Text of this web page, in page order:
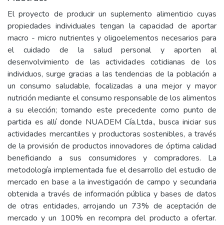
El proyecto de producir un suplemento alimenticio cuyas
propiedades individuales tengan la capacidad de aportar
macro - micro nutrientes y oligoelementos necesarios para
el cuidado de la salud personal y aporten al
desenvolvimiento de las actividades cotidianas de los
individuos, surge gracias a las tendencias de la población a
un consumo saludable, focalizadas a una mejor y mayor
nutrición mediante el consumo responsable de los alimentos
a su elección; tomando este precedente como punto de
partida es allí donde NUADEM Cía.Ltda., busca iniciar sus
actividades mercantiles y productoras sostenibles, a través
de la provisión de productos innovadores de óptima calidad
beneficiando a sus consumidores y compradores. La
metodología implementada fue el desarrollo del estudio de
mercado en base a la investigación de campo y secundaria
obtenida a través de información pública y bases de datos
de otras entidades, arrojando un 73% de aceptación de
mercado y un 100% en recompra del producto a ofertar.